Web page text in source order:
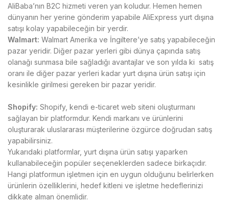
AliBaba’nın B2C hizmeti veren yan koludur. Hemen hemen
dünyanın her yerine gönderim yapabile AliExpress yurt dışına
satışı kolay yapabileceğin bir yerdir.
Walmart: Walmart Amerika ve İngiltere’ye satış yapabileceğin
pazar yeridir. Diğer pazar yerleri gibi dünya çapında satış
olanağı sunmasa bile sağladığı avantajlar ve son yılda ki satış
oranı ile diğer pazar yerleri kadar yurt dışına ürün satışı için
kesinlikle girilmesi gereken bir pazar yeridir.
Shopify: Shopify, kendi e-ticaret web siteni oluşturmanı
sağlayan bir platformdur. Kendi markanı ve ürünlerini
oluşturarak uluslararası müşterilerine özgürce doğrudan satış
yapabilirsiniz.
Yukarıdaki platformlar, yurt dışına ürün satışı yaparken
kullanabileceğin popüler seçeneklerden sadece birkaçıdır.
Hangi platformun işletmen için en uygun olduğunu belirlerken
ürünlerin özelliklerini, hedef kitleni ve işletme hedeflerinizi
dikkate alman önemlidir.